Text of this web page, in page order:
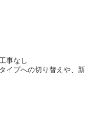
事なし
イプへの切り替えや、新